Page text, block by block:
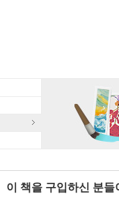
이 책을 구입하신 분